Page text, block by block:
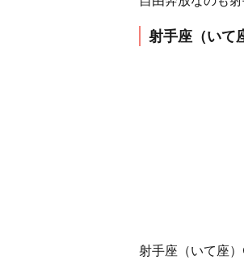
射手座（い
射手座（いて座